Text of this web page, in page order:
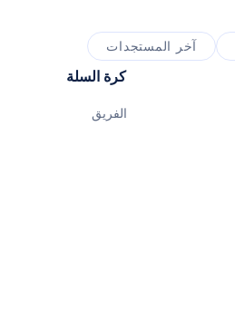
آخر المستجدات
كرة السلة
الفريق